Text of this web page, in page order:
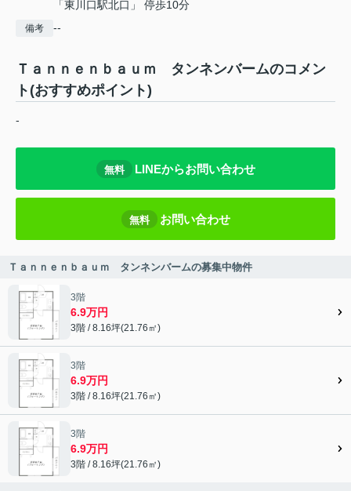
「東川口駅北口」 停歩10分
備考 --
Ｔａｎｎｅｎｂａｕｍ タンネンバームのコメン
ト(おすすめポイント)
-
無料 LINEからお問い合わせ
無料 お問い合わせ
Ｔａｎｎｅｎｂａｕｍ タンネンバームの募集中物件
3階
6.9万円
3階 / 8.16坪(21.76㎡)
3階
6.9万円
3階 / 8.16坪(21.76㎡)
3階
6.9万円
3階 / 8.16坪(21.76㎡)